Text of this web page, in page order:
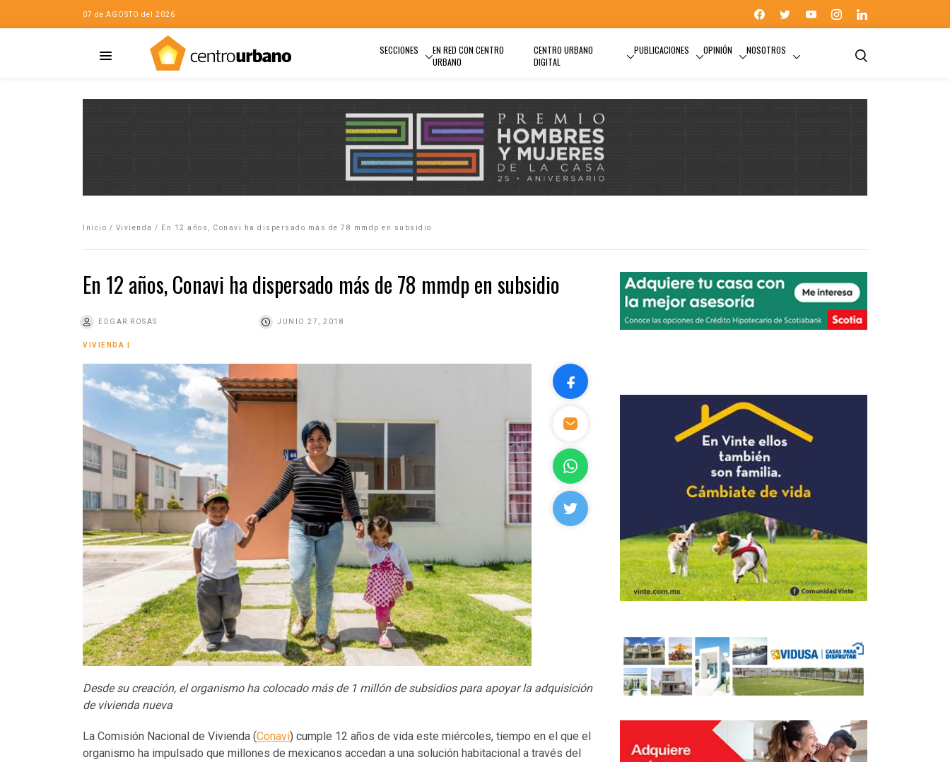
07 de AGOSTO del 2026
SECCIONES
EN RED CON CENTRO
URBANO
CENTRO URBANO
DIGITAL
PUBLICACIONES OPINIÓN NOSOTROS
Inicio / Vivienda / En 12 años, Conavi ha dispersado más de 78 mmdp en subsidio
En 12 años, Conavi ha dispersado más de 78 mmdp en subsidio
EDGAR ROSAS JUNIO 27, 2018
VIVIENDA
Desde su creación, el organismo ha colocado más de 1 millón de subsidios para apoyar la adquisición
de vivienda nueva
La Comisión Nacional de Vivienda (Conavi) cumple 12 años de vida este miércoles, tiempo en el que el
organismo ha impulsado que millones de mexicanos accedan a una solución habitacional a través del